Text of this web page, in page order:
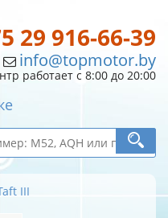
29 916-66-39
info@topmotor.by
работает с 8:00 до 20:00
III